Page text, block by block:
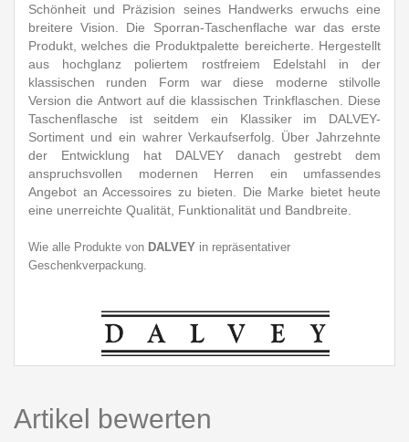
Schönheit und Präzision seines Handwerks erwuchs eine
breitere Vision. Die Sporran-Taschenflache war das erste
Produkt, welches die Produktpalette bereicherte. Hergestellt
aus hochglanz poliertem rostfreiem Edelstahl in der
klassischen runden Form war diese moderne stilvolle
Version die Antwort auf die klassischen Trinkflaschen. Diese
Taschenflasche ist seitdem ein Klassiker im DALVEY-
Sortiment und ein wahrer Verkaufserfolg. Über Jahrzehnte
der Entwicklung hat DALVEY danach gestrebt dem
anspruchsvollen modernen Herren ein umfassendes
Angebot an Accessoires zu bieten. Die Marke bietet heute
eine unerreichte Qualität, Funktionalität und Bandbreite.
Wie alle Produkte von DALVEY in repräsentativer
Geschenkverpackung.
Artikel bewerten